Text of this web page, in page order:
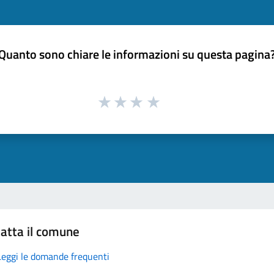
sono chiare le informazioni su questa
il comune
le domande frequenti